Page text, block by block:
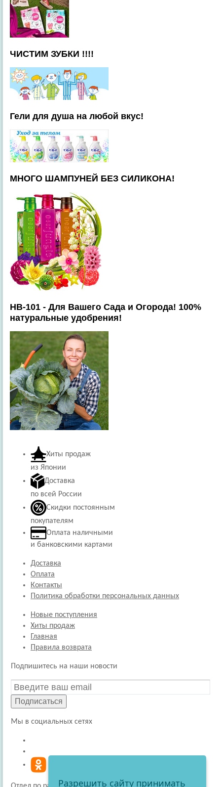
ЧИСТИМ ЗУБКИ !!!!
Гели для душа на любой вкус!
МНОГО ШАМПУНЕЙ БЕЗ СИЛИКОНА!
HB-101 - Для Вашего Сада и Огорода! 100%
натуральные удобрения!
Хиты продаж
из Японии
Доставка
по всей России
Скидки постоянным
покупателям
Оплата наличными
и банковскими картами
Доставка
Оплата
Контакты
Политика обработки персональных данных
Новые поступления
Хиты продаж
Главная
Правила возврата
Подпишитесь на наши новости
Подписаться
Мы в социальных сетях
Разрешить сайту принимать